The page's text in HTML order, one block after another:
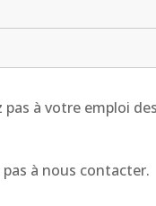
à votre emploi
à nous contacter.